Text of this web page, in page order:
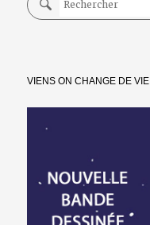
VIENS ON CHANGE DE VIE